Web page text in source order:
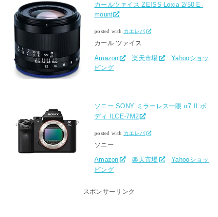
カールツァイス ZEISS Loxia 2/50 E-
mount
posted with カエレバ
カール ツァイス
Amazon 楽天市場
Yahooショッ
ピング
ソニー SONY ミラーレス一眼 α7 II ボ
ディ ILCE-7M2
posted with カエレバ
ソニー
Amazon 楽天市場
Yahooショッ
ピング
スポンサーリンク